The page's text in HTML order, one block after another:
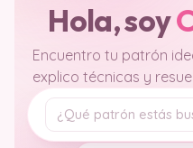
Hola, soy
Encuentro tu patrón
explico técnicas y
Tu pregunta